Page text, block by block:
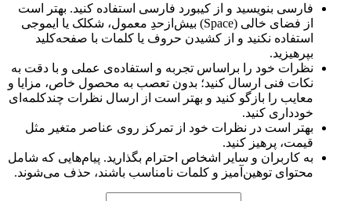
فارسی بنویسید و از کیبورد فارسی استفاده کنید. بهتر است
از فضای خالی (Space) بیش‌از‌حدِ معمول، شکلک یا ایموجی
استفاده نکنید و از کشیدن حروف یا کلمات با صفحه‌کلید
بپرهیزید.
نظرات خود را براساس تجربه و استفاده‌ی عملی و با دقت به
نکات فنی ارسال کنید؛ بدون تعصب به محصول خاص، مزایا و
معایب را بازگو کنید و بهتر است از ارسال نظرات چندکلمه‌‌ای
خودداری کنید.
بهتر است در نظرات خود از تمرکز روی عناصر متغیر مثل
قیمت، پرهیز کنید.
به کاربران و سایر اشخاص احترام بگذارید. پیام‌هایی که شامل
محتوای توهین‌آمیز و کلمات نامناسب باشند، حذف می‌شوند.